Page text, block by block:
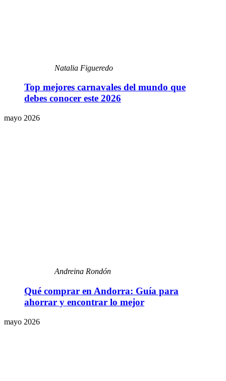
Natalia Figueredo
Top mejores carnavales del mundo que
debes conocer este 2026
mayo 2026
Andreina Rondón
Qué comprar en Andorra: Guía para
ahorrar y encontrar lo mejor
mayo 2026